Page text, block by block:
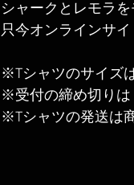
シャークとレモラ
只今オンラインサ
※Tシャツのサイズ
※受付の締め切りは
※Tシャツの発送は